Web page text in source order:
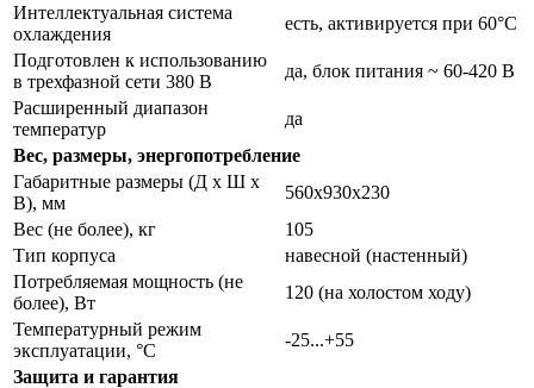
Интеллектуальная система
охлаждения
есть, активируется при 60°С
Подготовлен к использованию
в трехфазной сети 380 В
да, блок питания ~ 60-420 В
Расширенный диапазон
температур
да
Вес, размеры, энергопотребление
Габаритные размеры (Д х Ш х
В), мм
560х930х230
Вес (не более), кг
105
Тип корпуса
навесной (настенный)
Потребляемая мощность (не
более), Вт
120 (на холостом ходу)
Температурный режим
эксплуатации, °С
-25...+55
Защита и гарантия